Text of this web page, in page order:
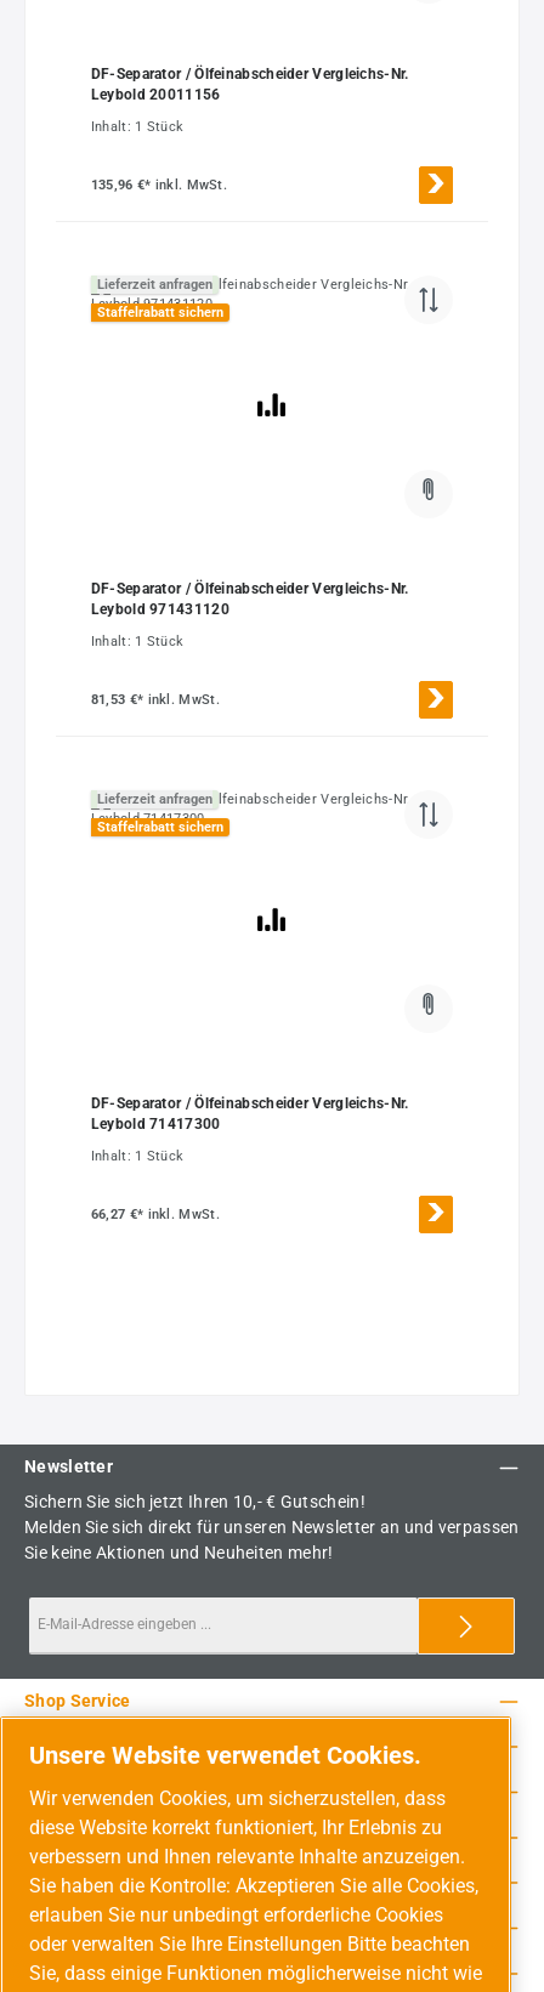
DF-Separator / Ölfeinabscheider Vergleichs-Nr.
Leybold 20011156
Inhalt: 1 Stück
135,96 €* inkl. MwSt.
Lieferzeit anfragen
Staffelrabatt sichern
DF-Separator / Ölfeinabscheider Vergleichs-Nr.
Leybold 971431120
Inhalt: 1 Stück
81,53 €* inkl. MwSt.
Lieferzeit anfragen
Staffelrabatt sichern
DF-Separator / Ölfeinabscheider Vergleichs-Nr.
Leybold 71417300
Inhalt: 1 Stück
66,27 €* inkl. MwSt.
Newsletter
Sichern Sie sich jetzt Ihren 10,- € Gutschein!
Melden Sie sich direkt für unseren Newsletter an und verpassen
Sie keine Aktionen und Neuheiten mehr!
Service-Hotline
Shop Service
Rechtliche Hinweise
Unsere Vorteile
Versandarten
Zahlungsarten
Adresse
Unsere Website verwendet Cookies.
Wir verwenden Cookies, um sicherzustellen, dass
diese Website korrekt funktioniert, Ihr Erlebnis zu
verbessern und Ihnen relevante Inhalte anzuzeigen.
Sie haben die Kontrolle: Akzeptieren Sie alle Cookies,
erlauben Sie nur unbedingt erforderliche Cookies
oder verwalten Sie Ihre Einstellungen Bitte beachten
Sie, dass einige Funktionen möglicherweise nicht wie